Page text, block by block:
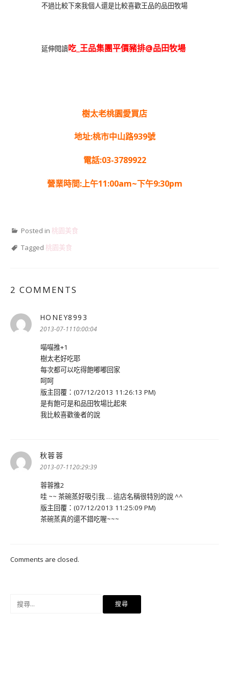
不過比較下來我個人還是比較喜歡王品的品田牧場
延伸閱讀吃_王品集團平價豬排@品田牧場
樹太老桃園愛買店
地址:桃市中山路939號
電話:03-3789922
營業時間:上午11:00am~下午9:30pm
Posted in 桃園美食
Tagged 桃園美食
2 COMMENTS
HONEY8993
示:
2013-07-1110:00:04
喵喵推+1
樹太老好吃耶
每次都可以吃得飽嘟嘟回家
呵呵
版主回覆：(07/12/2013 11:26:13 PM)
是有飽可是和品田牧場比起來
我比較喜歡後者的說
秋蓉蓉
示:
2013-07-1120:29:39
蓉蓉推2
哇 ~~ 茶碗蒸好吸引我 … 這店名稱很特別的說 ^^
版主回覆：(07/12/2013 11:25:09 PM)
茶碗蒸真的還不錯吃喔~~~
Comments are closed.